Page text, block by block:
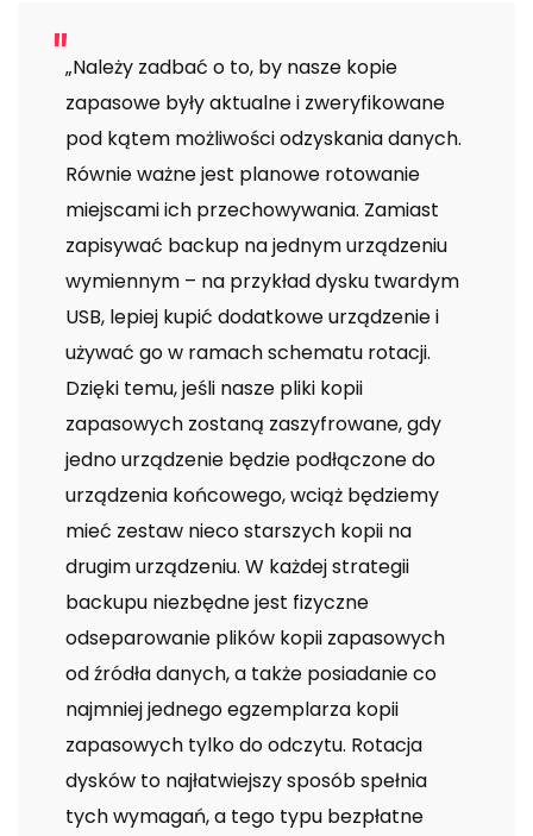
„Należy zadbać o to, by nasze kopie
zapasowe były aktualne i zweryfikowane
pod kątem możliwości odzyskania danych.
Równie ważne jest planowe rotowanie
miejscami ich przechowywania. Zamiast
zapisywać backup na jednym urządzeniu
wymiennym – na przykład dysku twardym
USB, lepiej kupić dodatkowe urządzenie i
używać go w ramach schematu rotacji.
Dzięki temu, jeśli nasze pliki kopii
zapasowych zostaną zaszyfrowane, gdy
jedno urządzenie będzie podłączone do
urządzenia końcowego, wciąż będziemy
mieć zestaw nieco starszych kopii na
drugim urządzeniu. W każdej strategii
backupu niezbędne jest fizyczne
odseparowanie plików kopii zapasowych
od źródła danych, a także posiadanie co
najmniej jednego egzemplarza kopii
zapasowych tylko do odczytu. Rotacja
dysków to najłatwiejszy sposób spełnia
tych wymagań, a tego typu bezpłatne